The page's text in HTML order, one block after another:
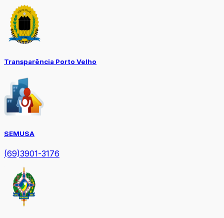
Transparência Porto Velho
SEMUSA
(69)3901-3176